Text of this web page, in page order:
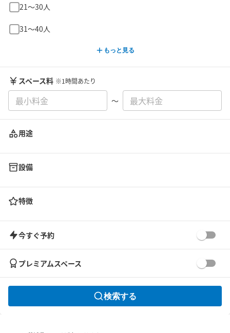
21〜30人
31〜40人
もっと見る
スペース料 ※1時間あたり
〜
用途
設備
特徴
今すぐ予約
プレミアムスペース
検索する